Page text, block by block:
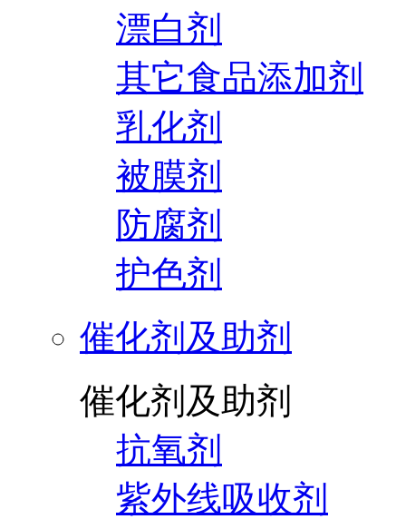
漂白剂
其它食品添加剂
乳化剂
被膜剂
防腐剂
护色剂
催化剂及助剂
催化剂及助剂
抗氧剂
紫外线吸收剂